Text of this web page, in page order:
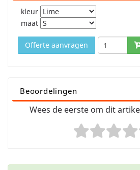
kleur
maat
Offerte aanvragen
Beoordelingen
Wees de eerste om dit